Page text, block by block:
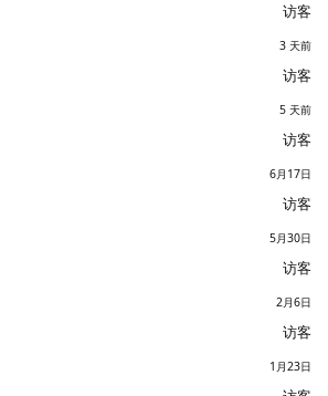
访客
3 天前
访客
5 天前
访客
6月17日
访客
5月30日
访客
2月6日
访客
1月23日